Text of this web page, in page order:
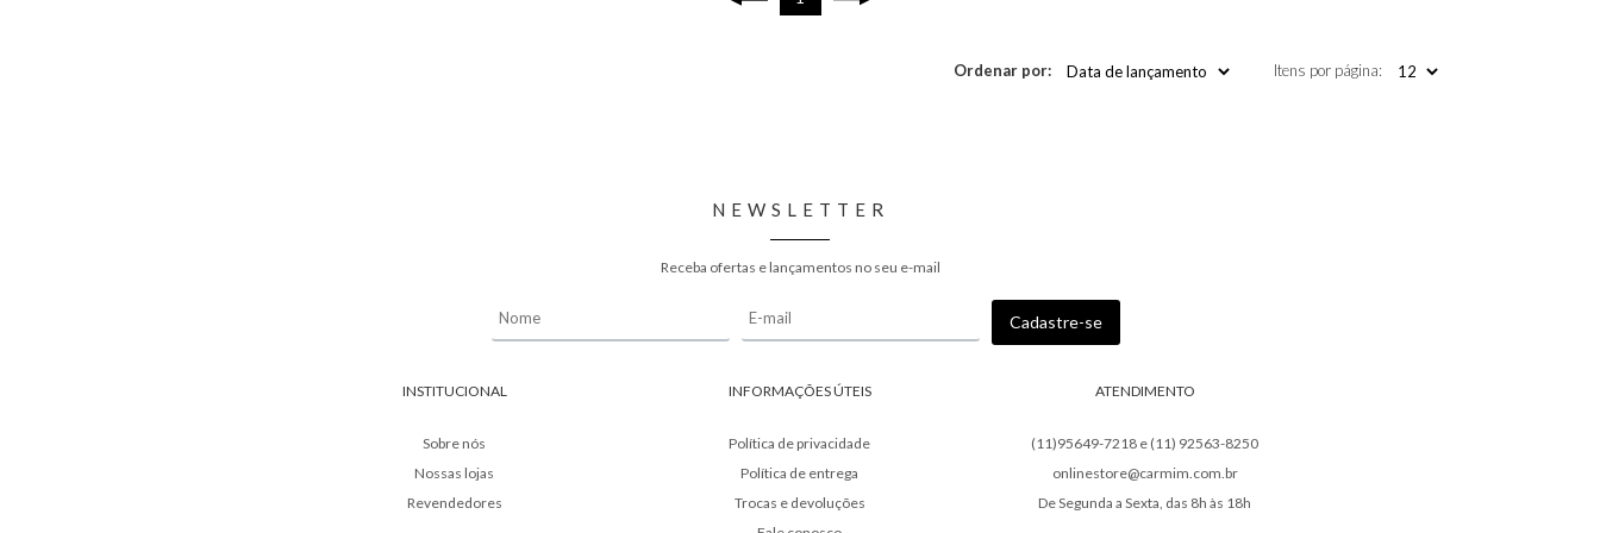
Ordenar por: Itens por página:
NEWSLETTER
Receba ofertas e lançamentos no seu e-mail
INSTITUCIONAL
Sobre nós
Nossas lojas
Revendedores
INFORMAÇÕES ÚTEIS
Política de privacidade
Política de entrega
Trocas e devoluções
ATENDIMENTO
(11)95649-7218 e (11) 92563-8250
onlinestore@carmim.com.br
De Segunda a Sexta, das 8h às 18h